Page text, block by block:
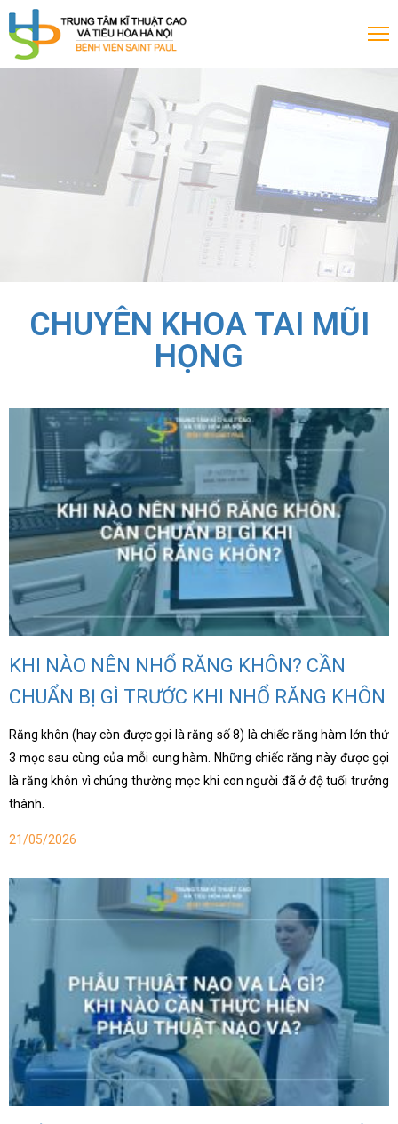
CHUYÊN KHOA TAI MŨI
HỌNG
KHI NÀO NÊN NHỔ RĂNG KHÔN? CẦN
CHUẨN BỊ GÌ TRƯỚC KHI NHỔ RĂNG KHÔN
Răng khôn (hay còn được gọi là răng số 8) là chiếc răng hàm lớn thứ
3 mọc sau cùng của mỗi cung hàm. Những chiếc răng này được gọi
là răng khôn vì chúng thường mọc khi con người đã ở độ tuổi trưởng
thành.
21/05/2026